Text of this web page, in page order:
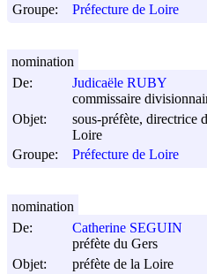
Groupe:
Préfecture de Loire
De:
Judicaële RUBY
commissaire
Objet:
sous-préfète, directrice
Loire
Groupe:
Préfecture de Loire
nomination
De:
Catherine SEGUIN
préfète du Gers
Objet:
préfète de la Loire
nomination